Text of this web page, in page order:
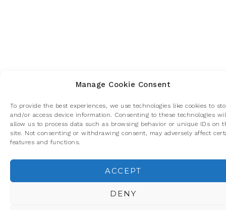
Manage Cookie Consent
To provide the best experiences, we use technologies like cookies to
and/or access device information. Consenting to these technologies
allow us to process data such as browsing behavior or unique IDs on
site. Not consenting or withdrawing consent, may adversely affect
features and functions.
ACCEPT
DENY